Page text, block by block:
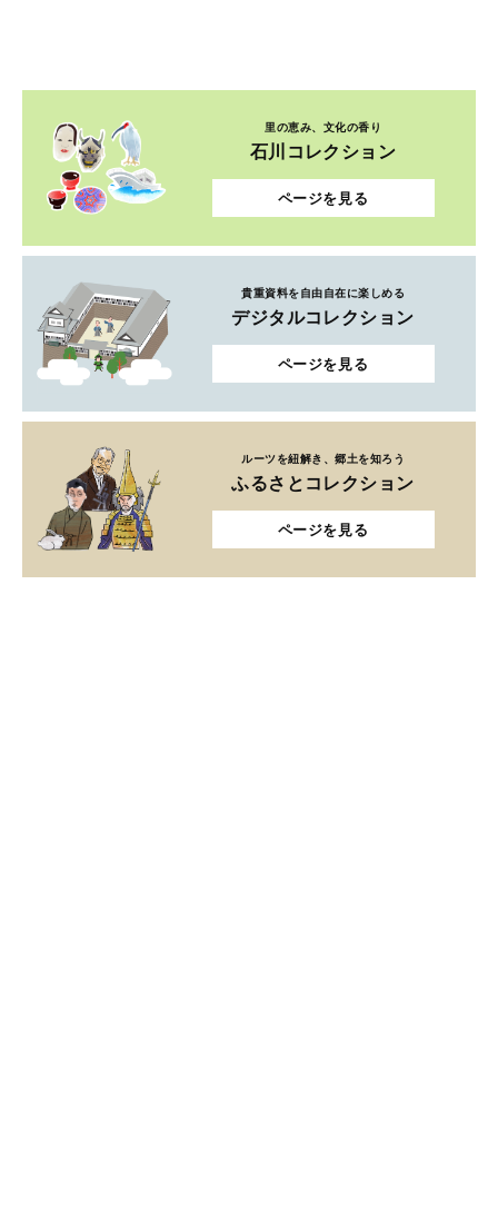
里の恵み、文化の香り
石川コレクション
ページを見る
貴重資料を自由自在に楽しめる
デジタルコレクション
ページを見る
ルーツを紐解き、郷土を知ろう
ふるさとコレクション
ページを見る